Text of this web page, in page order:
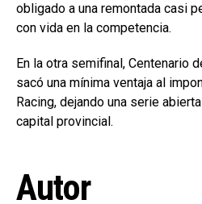
obligado a una remontada casi
con vida en la competencia.
En la otra semifinal, Centenario
sacó una mínima ventaja al
Racing, dejando una serie
capital provincial.
Autor